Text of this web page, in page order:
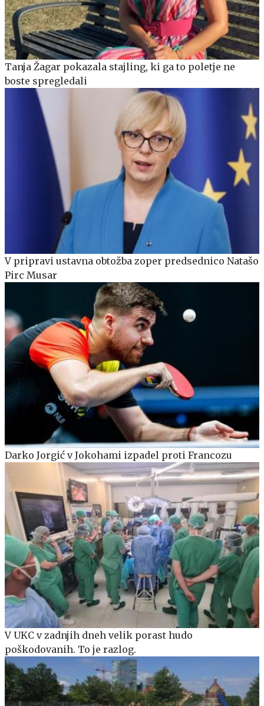
Tanja Žagar pokazala stajling, ki ga to poletje ne
boste spregledali
V pripravi ustavna obtožba zoper predsednico Natašo
Pirc Musar
Darko Jorgić v Jokohami izpadel proti Francozu
V UKC v zadnjih dneh velik porast hudo
poškodovanih. To je razlog.